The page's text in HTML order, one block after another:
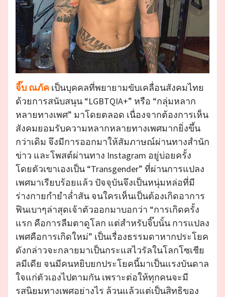
จิ๊บ ณภัค เป็นบุคคลที่พยายามขับเคลื่อนสังคมไทย
ด้วยการสนับสนุน “LGBTQIA+” หรือ “กลุ่มหลาก
หลายทางเพศ” มาโดยตลอด เนื่องจากต้องการเห็น
สังคมยอมรับความหลากหลายทางเพศมากยิ่งขึ้น
กว่าเดิม จึงมีการออกมาให้สัมภาษณ์ผ่านทางสำนัก
ข่าว และโพสต์ผ่านทาง Instagram อยู่บ่อยครั้ง
โดยตัวเขาเองเป็น “Transgender” ที่ผ่านการแปลง
เพศมาเรียบร้อยแล้ว ปัจจุบันจึงเป็นหนุ่มหล่อที่มี
ร่างกายกำยำล่ำสัน จนใครเห็นเป็นต้องเกิดอาการ
ฟินเบาๆล่าสุดเจ้าตัวออกมาบอกว่า “การเกิดครั้ง
แรก คือการลืมตาดูโลก แต่สำหรับจิ๊บนั้น การแปลง
เพศคือการเกิดใหม่” เป็นเรื่องธรรมดาหากประโยค
ดังกล่าวจะกลายมาเป็นกระแสไวรัลในโลกโซเชีย
ลมีเดีย จนมีคนหยิบยกประโยคนี้มาเป็นแรงบันดาล
ใจแก่ตัวเองไปตามกัน เพราะต่อให้ทุกคนจะมี
รสนิยมทางเพศอย่างไร ล้วนแล้วแต่เป็นสิทธิของ